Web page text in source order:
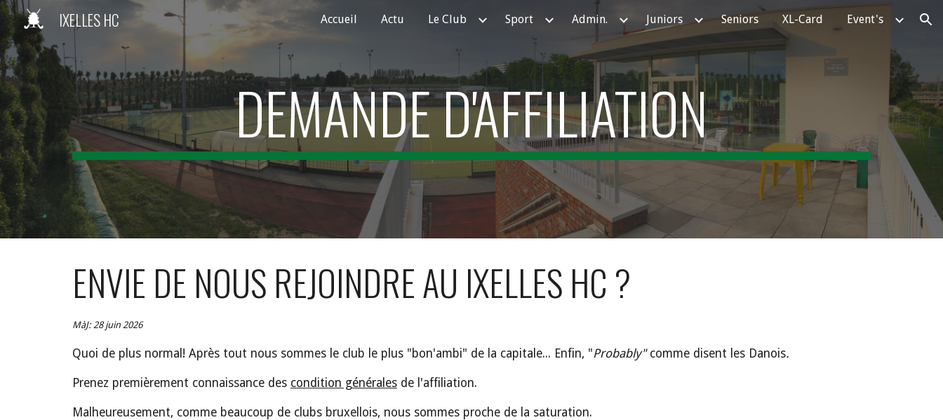
Skip to main content Skip to navigation
IXELLES HC Accueil Actu Le Club Sport Admin. Juniors Seniors XL-Card Event's
DEMANDE D'AFFILIATION
ENVIE DE NOUS REJOINDRE AU IXELLES HC ?
MàJ: 28 juin 2026
Quoi de plus normal! Après tout nous sommes le club le plus "bon'ambi" de la capitale... Enfin, "Probably" comme disent les Danois.
Prenez premièrement connaissance des condition généralesde l'affiliation.
Malheureusement, comme beaucoup de clubs bruxellois, nous sommes proche de la saturation.